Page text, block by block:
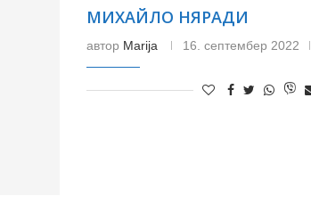
МИХАЙЛО НЯРАДИ
автор Marija 16. септембер 2022